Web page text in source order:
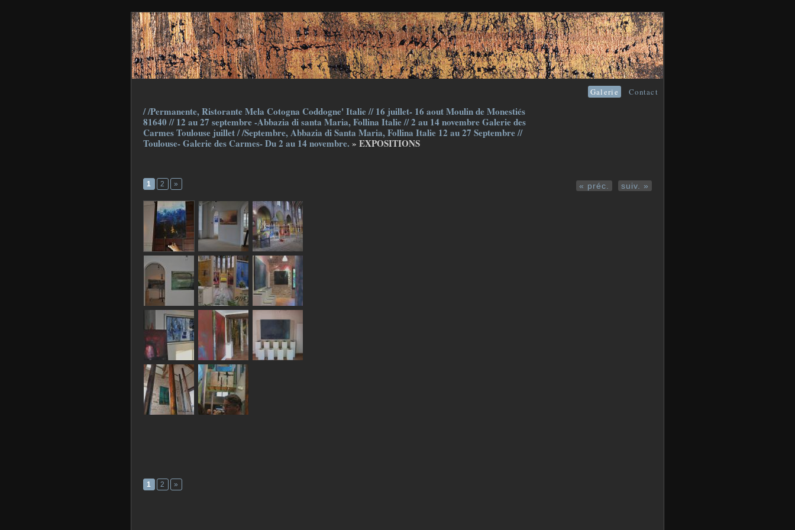
Galerie Contact
/ /Permanente, Ristorante Mela Cotogna Coddogne' Italie // 16 juillet- 16 aout Moulin de Monestiés
81640 // 12 au 27 septembre -Abbazia di santa Maria, Follina Italie // 2 au 14 novembre Galerie des
Carmes Toulouse juillet / /Septembre, Abbazia di Santa Maria, Follina Italie 12 au 27 Septembre //
Toulouse- Galerie des Carmes- Du 2 au 14 novembre. » EXPOSITIONS
« préc. suiv. »
1 2 »
1 2 »